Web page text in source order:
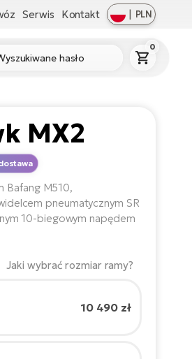
Serwis Kontakt | PLN
0
MX2
Bafang M510,
pneumatycznym SR
10-biegowym napędem
Jaki wybrać rozmiar ramy?
10 490 zł